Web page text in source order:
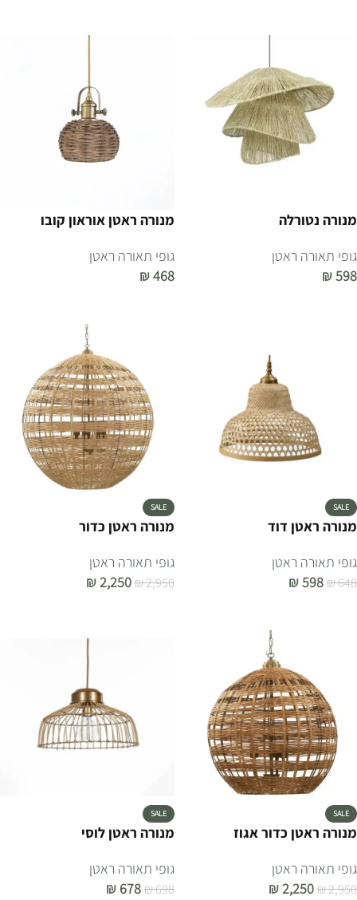
מנורה נטורלה
גופי תאורה ראטן
₪598
מנורה ראטן אוראון קובו
גופי תאורה ראטן
₪468
SALE
מנורה ראטן דוד
גופי תאורה ראטן
₪648
₪598
SALE
מנורה ראטן כדור
גופי תאורה ראטן
₪2,950
₪2,250
SALE
מנורה ראטן כדור אגוז
גופי תאורה ראטן
₪2,950
₪2,250
SALE
מנורה ראטן לוסי
גופי תאורה ראטן
₪698
₪ 678